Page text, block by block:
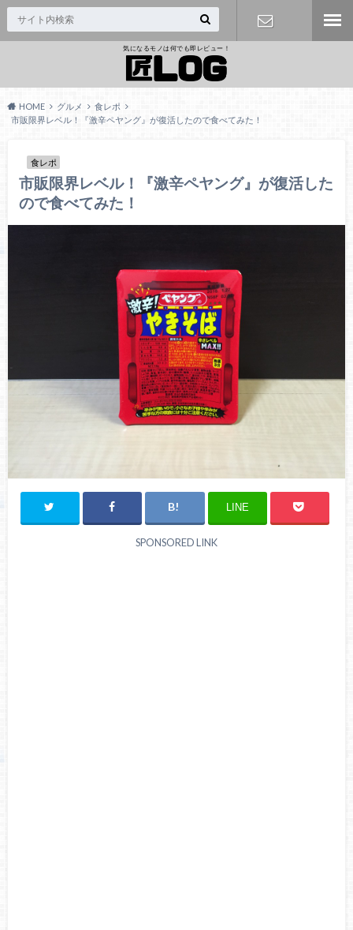
気になるモノは何でも即レビュー！
HOME グルメ
食レポ
市販限界レベル！『激辛ペヤング』が復活したので食べてみた！
食レポ
市販限界レベル！『激辛ペヤング』が復活した
ので食べてみた！
LINE
SPONSORED LINK